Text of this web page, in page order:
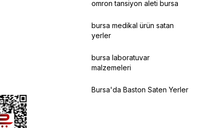
omron tansiyon aleti bursa
bursa medikal ürün satan
yerler
bursa laboratuvar
malzemeleri
Bursa'da Baston Saten Yerler